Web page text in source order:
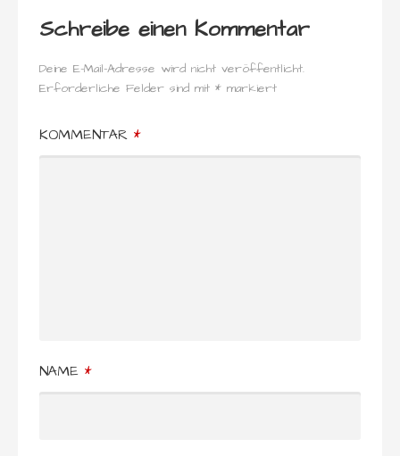
Schreibe einen Kommentar
Deine E-Mail-Adresse wird nicht veröffentlicht.
Erforderliche Felder sind mit * markiert
KOMMENTAR *
NAME *